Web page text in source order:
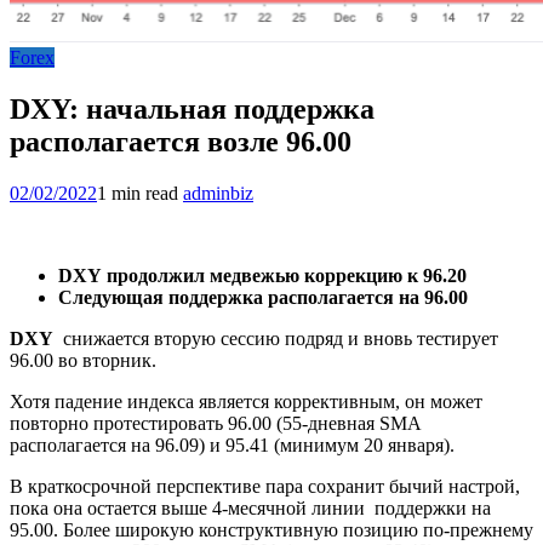
Forex
DXY: начальная поддержка
располагается возле 96.00
02/02/20221 min read adminbiz
DXY продолжил медвежью коррекцию к 96.20
Следующая поддержка располагается на 96.00
DXY снижается вторую сессию подряд и вновь тестирует
96.00 во вторник.
Хотя падение индекса является коррективным, он может
повторно протестировать 96.00 (55-дневная SMA
располагается на 96.09) и 95.41 (минимум 20 января).
В краткосрочной перспективе пара сохранит бычий настрой,
пока она остается выше 4-месячной линии поддержки на
95.00. Более широкую конструктивную позицию по-прежнему